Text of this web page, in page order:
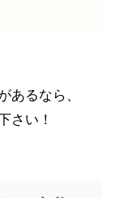
あるなら、
さい！